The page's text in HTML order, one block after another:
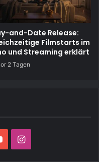
and-Date Release:
Filmstarts im
und Streaming erklärt
2 Tagen
YouTubeInstagram